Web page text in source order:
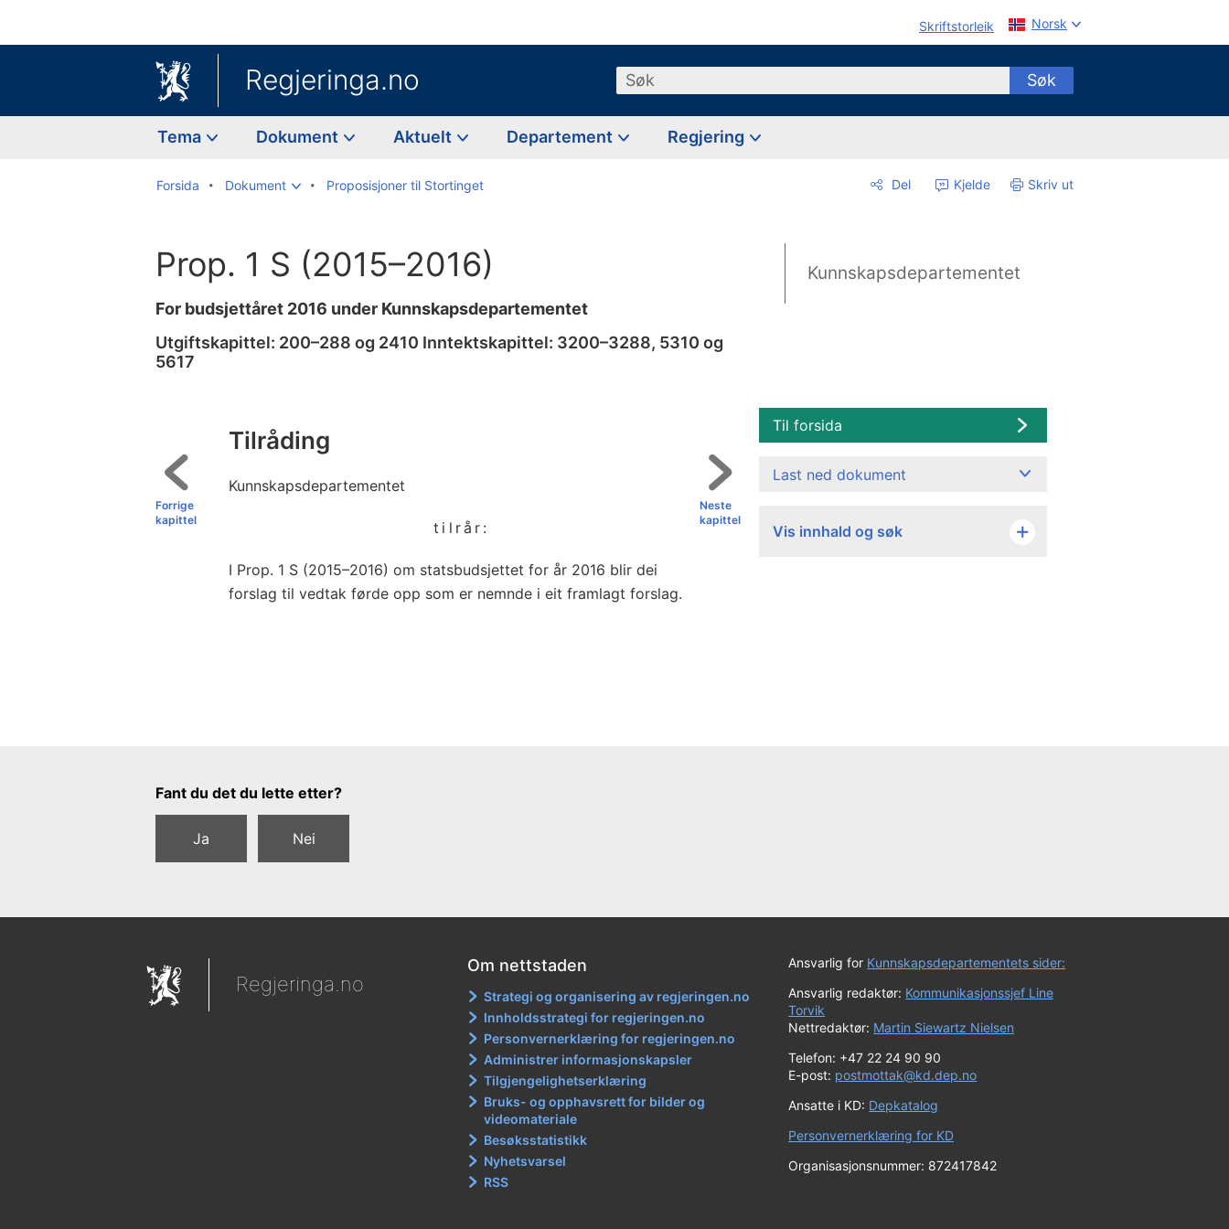
Skriftstorleik Norsk
Regjeringa.no Søk Søk
Tema Dokument Aktuelt Departement Regjering
Forsida Dokument Proposisjoner til Stortinget Del Kjelde Skriv ut
Prop. 1 S (2015–2016)
For budsjettåret 2016 under Kunnskapsdepartementet
Utgiftskapittel: 200–288 og 2410 Inntektskapittel: 3200–3288, 5310 og
5617
Kunnskapsdepartementet
Tilråding
Kunnskapsdepartementet
tilrår:
I Prop. 1 S (2015–2016) om statsbudsjettet for år 2016 blir dei
forslag til vedtak førde opp som er nemnde i eit framlagt forslag.
Neste
kapittel
Forrige
kapittel
Til forsida
Last ned dokument
Vis innhald og søk
Tilbakemeldingsskjema
Fant du det du lette etter?
Ja Nei
Regjeringa.no
Om nettstaden
Strategi og organisering av regjeringen.no
Innholdsstrategi for regjeringen.no
Personvernerklæring for regjeringen.no
Administrer informasjonskapsler
Tilgjengelighetserklæring
Bruks- og opphavsrett for bilder og
videomateriale
Besøksstatistikk
Nyhetsvarsel
RSS
Ansvarlig for Kunnskapsdepartementets sider:
Ansvarlig redaktør: Kommunikasjonssjef Line
Torvik
Nettredaktør: Martin Siewartz Nielsen
Telefon: +47 22 24 90 90
E-post: postmottak@kd.dep.no
Ansatte i KD: Depkatalog
Personvernerklæring for KD
Organisasjonsnummer: 872417842